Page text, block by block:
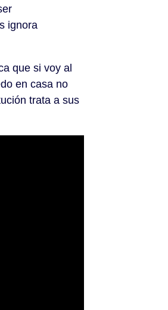
ignora
que si voy al
en casa no
trata a sus